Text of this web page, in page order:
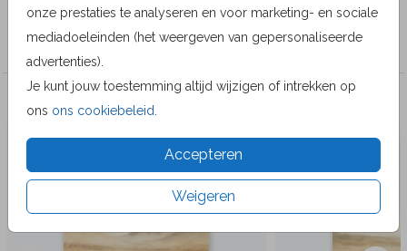
onze prestaties te analyseren en voor marketing- en sociale
mediadoeleinden (het weergeven van gepersonaliseerde
advertenties).
Je kunt jouw toestemming altijd wijzigen of intrekken op
ons ons cookiebeleid
Accepteren
Weigeren
Collectie
Bedankkaarten
Veel gekozen producten